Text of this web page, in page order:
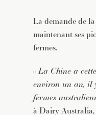
La demande de
maintenant ses
fermes.
«La Chine a
environ un an, il
fermes
à Dairy Australia,